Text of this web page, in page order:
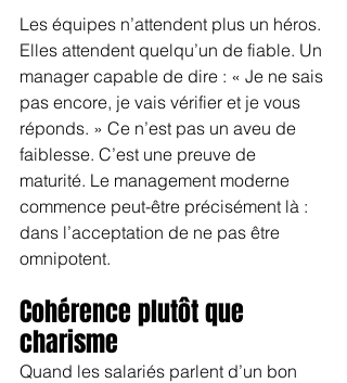
Les équipes n’attendent plus un héros.
Elles attendent quelqu’un de fiable. Un
manager capable de dire : « Je ne sais
pas encore, je vais vérifier et je vous
réponds. » Ce n’est pas un aveu de
faiblesse. C’est une preuve de
maturité. Le management moderne
commence peut-être précisément là :
dans l’acceptation de ne pas être
omnipotent.
Cohérence plutôt que
charisme
Quand les salariés parlent d’un bon